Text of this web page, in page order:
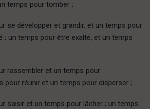
temps pour tomber ;
se développer et grandir, et un temps pour
; un temps pour être exalté, et un temps
rassembler et un temps pour
pour réunir et un temps pour disperser ;
saisir et un temps pour lâcher ; un temps